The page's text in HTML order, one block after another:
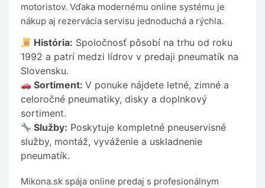
motoristov. Vďaka modernému online systému je
nákup aj rezervácia servisu jednoduchá a rýchla.
História: Spoločnosť pôsobí na trhu od roku
1992 a patrí medzi lídrov v predaji pneumatík na
Slovensku.
Sortiment:V ponuke nájdete letné, zimné a
celoročné pneumatiky, disky a doplnkový
sortiment.
Služby: Poskytuje kompletné pneuservisné
služby, montáž, vyváženie a uskladnenie
pneumatík.
Mikona.sk spája online predaj s profesionálnym